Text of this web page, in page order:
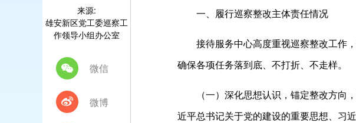
来源:
雄安新区党工委巡察工
作领导小组办公室
微信
微博
一、履行巡察整改主体责任情况
接待服务中心高度重视巡察整改工作
确保各项任务落到底、不打折、不走样。
（一）深化思想认识，锚定整改方
近平总书记关于党的建设的重要思想、习